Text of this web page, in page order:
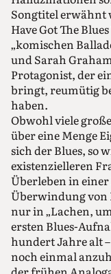
Songtitel erwähnt
Have Got The
„komischen
und Sarah
Protagonist, der
bringt, reumütig
haben.
Obwohl viele
über eine Menge
sich der Blues, so
existenzielleren
Überleben in
Überwindung von
nur in „Lachen,
ersten Blues-
hundert Jahre alt
noch einmal